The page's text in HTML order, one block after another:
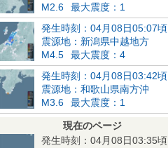
M2.6
最大震度：1
発生時刻：04月08日05:07頃
震源地：新潟県中越地方
M4.5
最大震度：4
発生時刻：04月08日03:42頃
震源地：和歌山県南方沖
M3.6
最大震度：1
現在のページ
発生時刻：04月08日03:35頃